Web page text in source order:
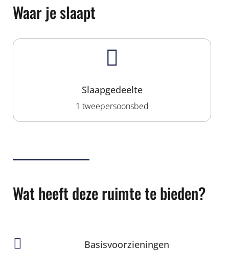
Waar je slaapt

Slaapgedeelte
1 tweepersoonsbed
Wat heeft deze ruimte te bieden?
 Basisvoorzieningen